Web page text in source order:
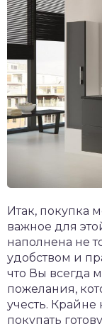
Итак, покупка
важное для
наполнена не
удобством и
что Вы всегда
пожелания,
учесть.
покупать